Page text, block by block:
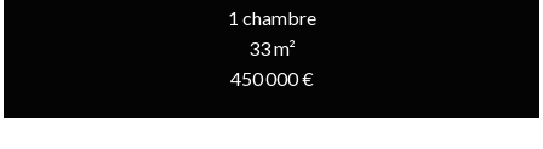
1 chambre
33 m²
450 000 €